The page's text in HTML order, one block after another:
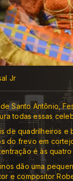
Jr
Santo Antônio,
todas essas
de quadrilheiros
do frevo em
é às
dão uma
e compositor